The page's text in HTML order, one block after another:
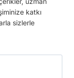
katkı
sizlerle